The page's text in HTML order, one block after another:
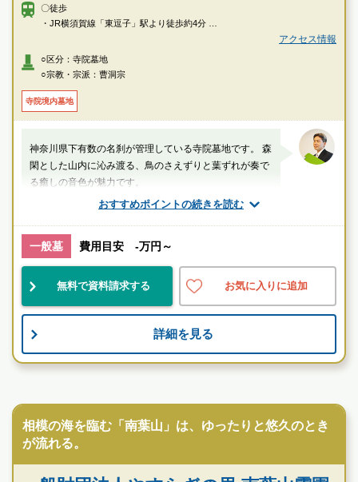
〇徒歩
・JR横須賀線「東逗子」駅より徒歩約4分
〇車
・横浜横須賀道路「逗子インター」より約5分、「朝比奈インター」より約
アクセス情報
○区分：寺院墓地
○宗教・宗派：曹洞宗
寺院境内墓地
おすすめポイントの続きを読む
神奈川県下有数の名刹が管理している寺院墓地です。 森
閑とした山内に沁み渡る、鳥のさえずりと葉ずれが奏で
る癒しの音色が魅力です。
厚生労働省認定 葬祭ディレクター技能審査
1級葬祭ディレクター 田中（業界歴15年）
駅近 民営 伝統的
お墓のことなら何でもご相談ください
現地を見学して実際の雰囲気をお確かめください
す
一般墓 費用目安 -万円～
無料で資料請求する お気に入りに追加
詳細を見る
相模の海を臨む「南葉山」は、ゆったりと悠久のとき
が流れる。